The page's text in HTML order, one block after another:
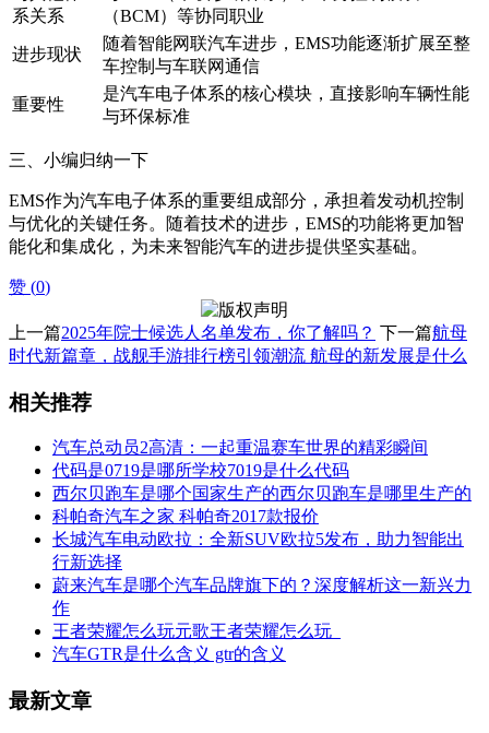
系关系
（BCM）等协同职业
进步现状
随着智能网联汽车进步，EMS功能逐渐扩展至整
车控制与车联网通信
重要性
是汽车电子体系的核心模块，直接影响车辆性能
与环保标准
三、小编归纳一下
EMS作为汽车电子体系的重要组成部分，承担着发动机控制
与优化的关键任务。随着技术的进步，EMS的功能将更加智
能化和集成化，为未来智能汽车的进步提供坚实基础。
赞 (0)
上一篇2025年院士候选人名单发布，你了解吗？ 下一篇航母
时代新篇章，战舰手游排行榜引领潮流 航母的新发展是什么
相关推荐
汽车总动员2高清：一起重温赛车世界的精彩瞬间
代码是0719是哪所学校7019是什么代码
西尔贝跑车是哪个国家生产的西尔贝跑车是哪里生产的
科帕奇汽车之家 科帕奇2017款报价
长城汽车电动欧拉：全新SUV欧拉5发布，助力智能出
行新选择
蔚来汽车是哪个汽车品牌旗下的？深度解析这一新兴力
作
王者荣耀怎么玩元歌王者荣耀怎么玩_
汽车GTR是什么含义 gtr的含义
最新文章